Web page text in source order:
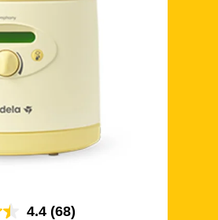
4.4 (68)